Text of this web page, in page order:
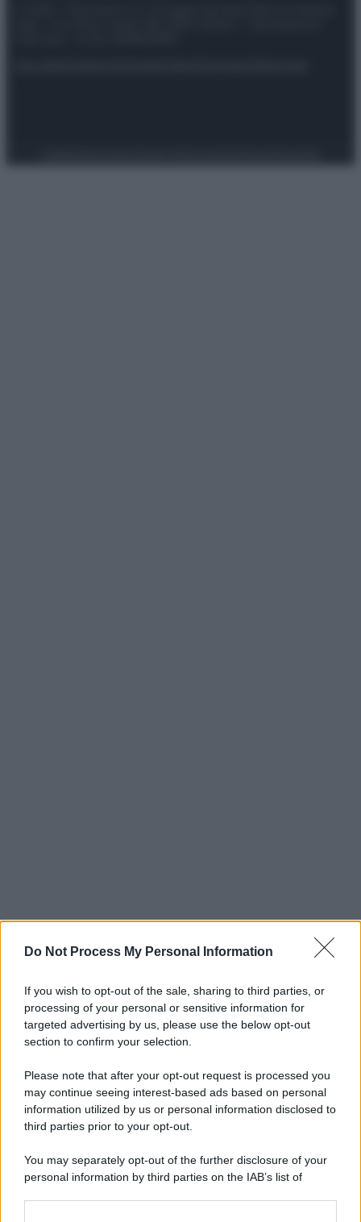
Do Not Process My Personal Information
If you wish to opt-out of the sale, sharing to third parties, or
processing of your personal or sensitive information for
targeted advertising by us, please use the below opt-out
section to confirm your selection.
Please note that after your opt-out request is processed you
may continue seeing interest-based ads based on personal
information utilized by us or personal information disclosed to
third parties prior to your opt-out.
You may separately opt-out of the further disclosure of your
personal information by third parties on the IAB’s list of